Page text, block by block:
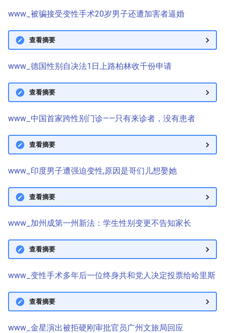
www_被骗接受变性手术20岁男子还遭加害者逼婚
查看摘要
www_德国性别自决法1日上路柏林收千份申请
查看摘要
www_中国首家跨性别门诊——只有来诊者，没有患者
查看摘要
www_印度男子遭强迫变性,原因是哥们儿想娶她
查看摘要
www_加州成第一州新法：学生性别变更不告知家长
查看摘要
www_变性手术多年后一位终身共和党人决定投票给哈里斯
查看摘要
www_金星演出被拒硬刚审批官员广州文旅局回应